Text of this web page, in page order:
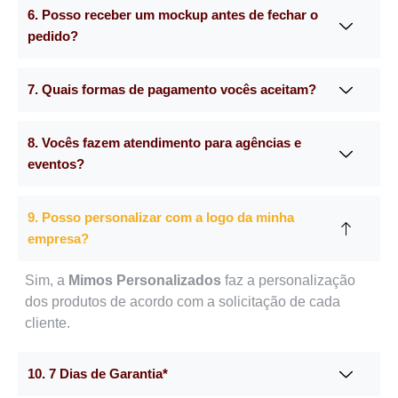
6. Posso receber um mockup antes de fechar o
pedido?
7. Quais formas de pagamento vocês aceitam?
8. Vocês fazem atendimento para agências e
eventos?
9. Posso personalizar com a logo da minha
empresa?
Sim, a Mimos Personalizados faz a personalização
dos produtos de acordo com a solicitação de cada
cliente.
10. 7 Dias de Garantia*